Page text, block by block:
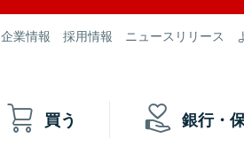
企業情報 採用情報 ニュースリリース
買う 銀行・